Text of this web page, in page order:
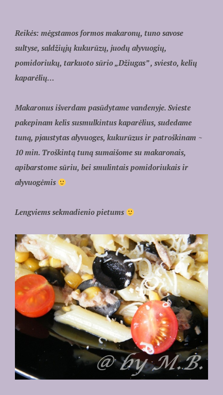
Reikės: mėgstamos formos makaronų, tuno savose
sultyse, saldžiųjų kukurūzų, juodų alyvuogių,
pomidoriukų, tarkuoto sūrio „Džiugas” , sviesto, kelių
kaparėlių…
Makaronus išverdam pasūdytame vandenyje. Svieste
pakepinam kelis susmulkintus kaparėlius, sudedame
tuną, pjaustytas alyvuoges, kukurūzus ir patroškinam ~
10 min. Troškintą tuną sumaišome su makaronais,
apibarstome sūriu, bei smulintais pomidoriukais ir
alyvuogėmis
Lengviems sekmadienio pietums